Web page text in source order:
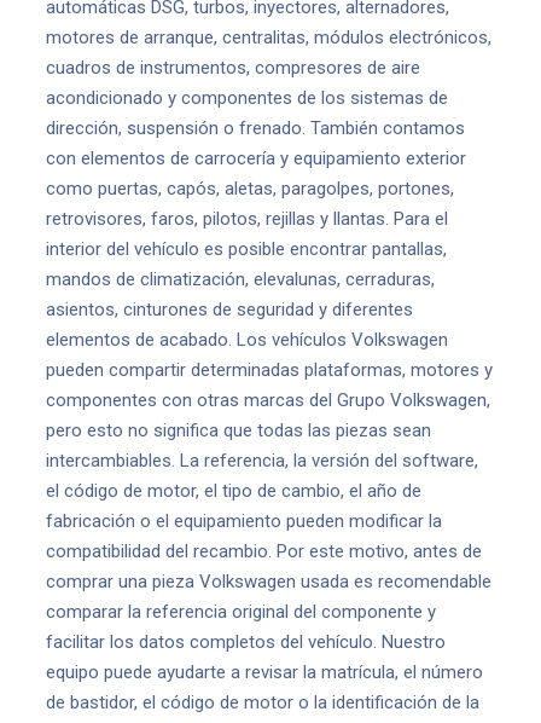
automáticas DSG, turbos, inyectores, alternadores,
motores de arranque, centralitas, módulos electrónicos,
cuadros de instrumentos, compresores de aire
acondicionado y componentes de los sistemas de
dirección, suspensión o frenado. También contamos
con elementos de carrocería y equipamiento exterior
como puertas, capós, aletas, paragolpes, portones,
retrovisores, faros, pilotos, rejillas y llantas. Para el
interior del vehículo es posible encontrar pantallas,
mandos de climatización, elevalunas, cerraduras,
asientos, cinturones de seguridad y diferentes
elementos de acabado. Los vehículos Volkswagen
pueden compartir determinadas plataformas, motores y
componentes con otras marcas del Grupo Volkswagen,
pero esto no significa que todas las piezas sean
intercambiables. La referencia, la versión del software,
el código de motor, el tipo de cambio, el año de
fabricación o el equipamiento pueden modificar la
compatibilidad del recambio. Por este motivo, antes de
comprar una pieza Volkswagen usada es recomendable
comparar la referencia original del componente y
facilitar los datos completos del vehículo. Nuestro
equipo puede ayudarte a revisar la matrícula, el número
de bastidor, el código de motor o la identificación de la